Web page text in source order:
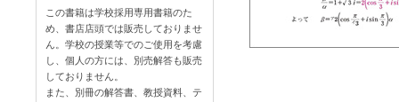
この書籍は学校採用専用書籍のた
め、書店店頭では販売しておりませ
ん。学校の授業等でのご使用を考慮
し、個人の方には、別売解答も販売
しておりません。
また、別冊の解答書、教授資料、テ